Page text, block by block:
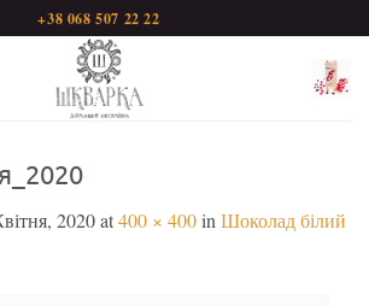
+38 068 507 22 22
2020at400 × 400in Шоколад білий